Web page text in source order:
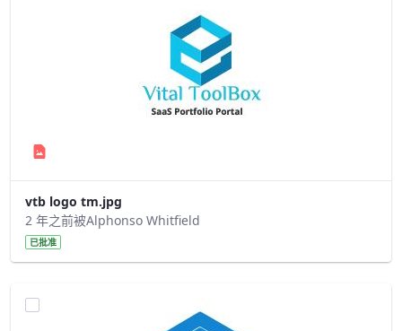
vtb logo tm.jpg
2 年之前被Alphonso Whitfield
已批准